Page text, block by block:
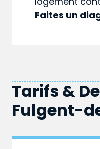
Faites un
Tarifs &
Fulgent-